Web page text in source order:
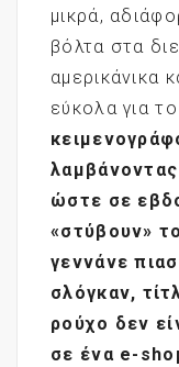
μικρά,
βόλτα στα
αμερικάνικα
εύκολα για
ώστε σε
«στύβουν»
γεννάνε
σλόγκαν,
ρούχο δεν
σε ένα e-